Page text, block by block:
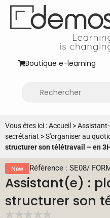
Boutique e-learning
Vous êtes ici :Accueil >
secrétariat >S'organiser au
structurer son télétravail – en
New Référence : SE08/
Assistant(e) :
structurer son